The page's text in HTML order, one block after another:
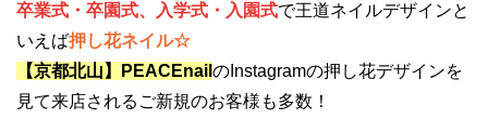
卒業式・卒園式、入学式・入園式で王道ネイルデザインと
いえば押し花ネイル☆
【京都北山】PEACEnail のInstagramの押し花デザインを
見て来店されるご新規のお客様も多数！